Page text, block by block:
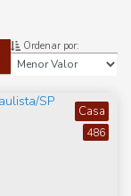
Ordenar por:
486
Casa